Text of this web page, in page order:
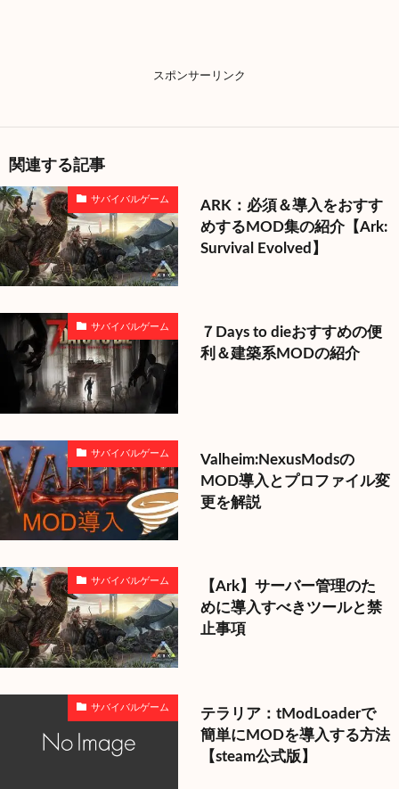
スポンサーリンク
関連する記事
サバイバルゲーム
ARK：必須＆導入をおすす
めするMOD集の紹介【Ark:
Survival Evolved】
サバイバルゲーム
７Days to dieおすすめの便
利＆建築系MODの紹介
サバイバルゲーム
Valheim:NexusModsの
MOD導入とプロファイル変
更を解説
サバイバルゲーム
【Ark】サーバー管理のた
めに導入すべきツールと禁
止事項
サバイバルゲーム
テラリア：tModLoaderで
簡単にMODを導入する方法
【steam公式版】